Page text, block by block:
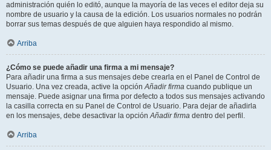
administración quién lo editó, aunque la mayoría de las veces el editor deja su
nombre de usuario y la causa de la edición. Los usuarios normales no podrán
borrar sus temas después de que alguien haya respondido al mismo.
Arriba
¿Cómo se puede añadir una firma a mi mensaje?
Para añadir una firma a sus mensajes debe crearla en el Panel de Control de
Usuario. Una vez creada, active la opciónAñadir firma cuando publique un
mensaje. Puede asignar una firma por defecto a todos sus mensajes activando
la casilla correcta en su Panel de Control de Usuario. Para dejar de añadirla
en los mensajes, debe desactivar la opciónAñadir firma dentro del perfil.
Arriba